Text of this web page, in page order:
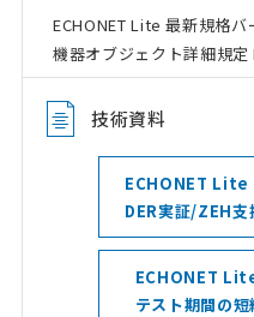
ECHONET Lite 最新規格バ
機器オブジェクト詳細規定
技術資料
ECHONET Lite
DER実証/ZEH
ECHONET
テスト期間の